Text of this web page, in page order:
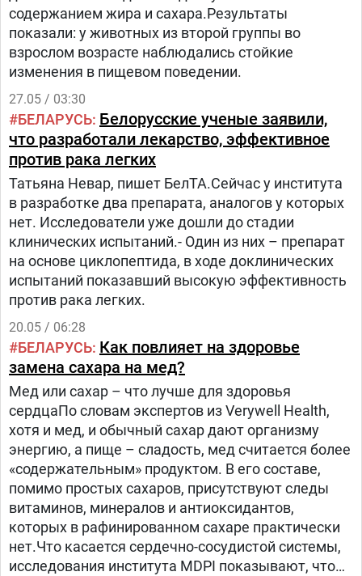
содержанием жира и сахара.Результаты
показали: у животных из второй группы во
взрослом возрасте наблюдались стойкие
изменения в пищевом поведении.
27.05 / 03:30
БЕЛАРУСЬ Белорусские ученые заявили,
что разработали лекарство, эффективное
против рака легких
Татьяна Невар, пишет БелТА.Сейчас у института
в разработке два препарата, аналогов у которых
нет. Исследователи уже дошли до стадии
клинических испытаний.- Один из них – препарат
на основе циклопептида, в ходе доклинических
испытаний показавший высокую эффективность
против рака легких.
20.05 / 06:28
БЕЛАРУСЬ Как повлияет на здоровье
замена сахара на мед?
Мед или сахар – что лучше для здоровья
сердцаПо словам экспертов из Verywell Health,
хотя и мед, и обычный сахар дают организму
энергию, а пище – сладость, мед считается более
«содержательным» продуктом. В его составе,
помимо простых сахаров, присутствуют следы
витаминов, минералов и антиоксидантов,
которых в рафинированном сахаре практически
нет.Что касается сердечно-сосудистой системы,
исследования института MDPI показывают, что